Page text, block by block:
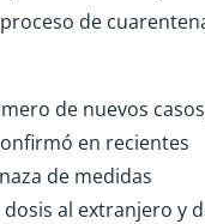
de
de nuevos
en recientes
de medidas
al extranjero y